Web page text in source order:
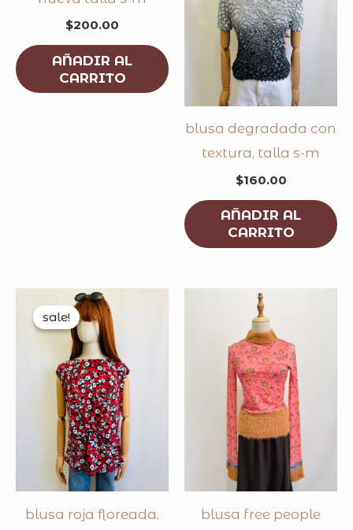
$200.00
AÑADIR AL
CARRITO
blusa degradada con
textura, talla s-m
$160.00
AÑADIR AL
CARRITO
sale!
sale!
blusa roja floreada,
original
price
was:
$160.00.
blusa free people